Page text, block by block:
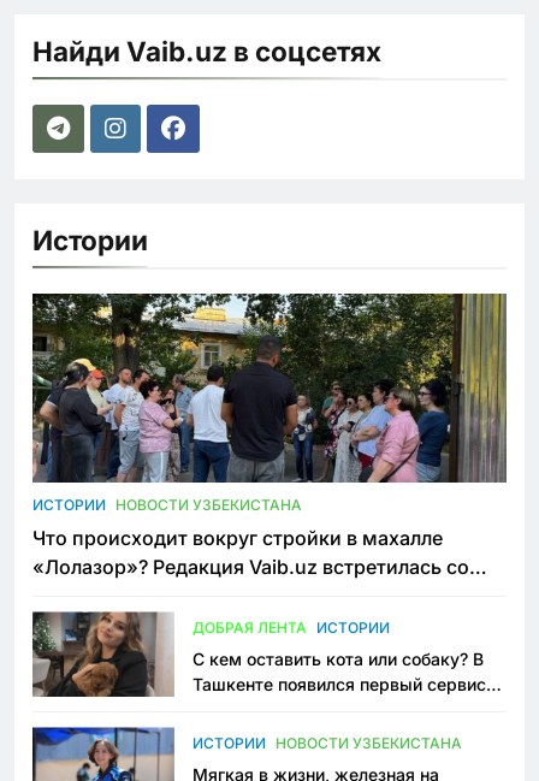
Найди Vaib.uz в соцсетях
Истории
ИСТОРИИ НОВОСТИ УЗБЕКИСТАНА
Что происходит вокруг стройки в махалле
«Лолазор»? Редакция Vaib.uz встретилась со
ДОБРАЯ ЛЕНТА ИСТОРИИ
С кем оставить кота или собаку? В
Ташкенте появился первый сервис
ИСТОРИИ НОВОСТИ УЗБЕКИСТАНА
Мягкая в жизни, железная на